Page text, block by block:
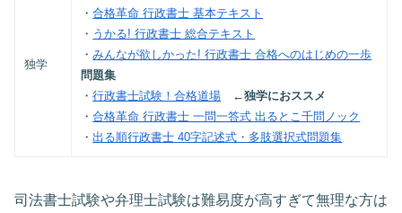
独学
・合格革命 行政書士 基本テキスト
・ うかる! 行政書士 総合テキスト
・みんなが欲しかった! 行政書士 合格へのはじめの一歩
問題集
・行政書士試験！合格道場
←独学におススメ
・合格革命 行政書士 一問一答式 出るとこ千問ノック
・出る順行政書士 40字記述式・多肢選択式問題集
司法書士試験や弁理士試験は難易度が高すぎて無理な方は